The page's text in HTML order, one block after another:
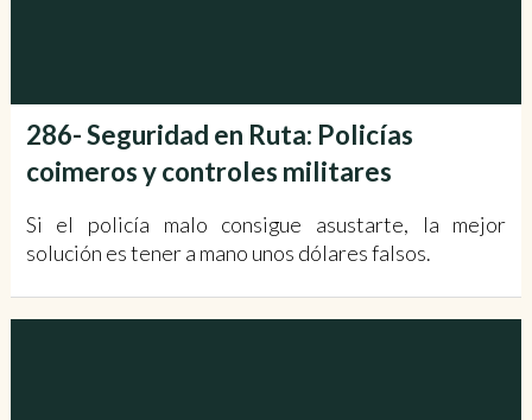
286- Seguridad en Ruta: Policías
coimeros y controles militares
Si el policía malo consigue asustarte, la mejor
solución es tener a mano unos dólares falsos.